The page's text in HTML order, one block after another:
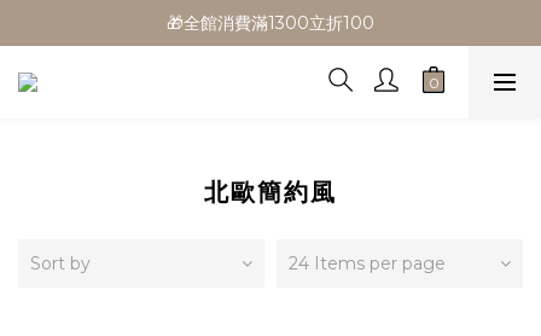
🎁全館消費滿1300立折100
🎁全館消費滿1300立折100
🎉新會員首購/超取免運
北歐簡約風
Sort by 24 Items per page